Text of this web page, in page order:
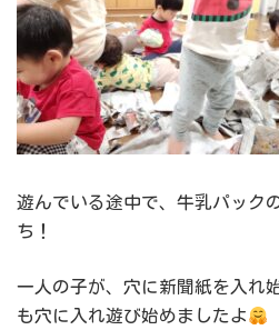
遊んでいる途中で、牛乳パック
ち！
一人の子が、穴に新聞紙を入れ
も穴に入れ遊び始めましたよ